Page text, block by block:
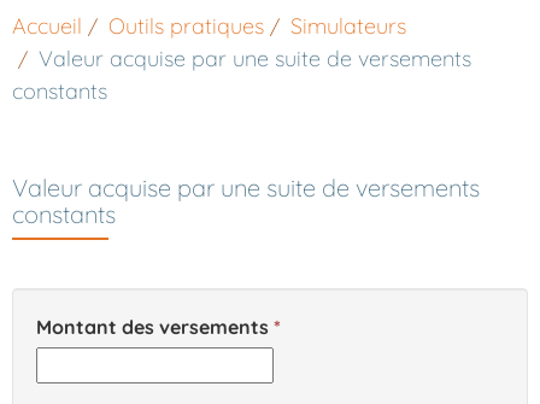
Accueil Outils pratiques
Simulateurs
Valeur acquise par une suite de versements
constants
Valeur acquise par une suite de versements
constants
Montant des versements